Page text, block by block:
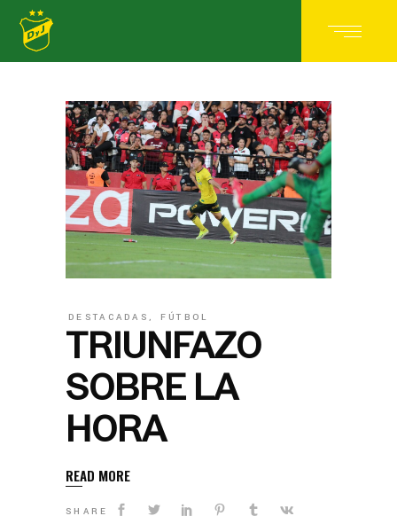
DESTACADAS, FÚTBOL
TRIUNFAZO
SOBRE LA
HORA
READ MORE
SHARE